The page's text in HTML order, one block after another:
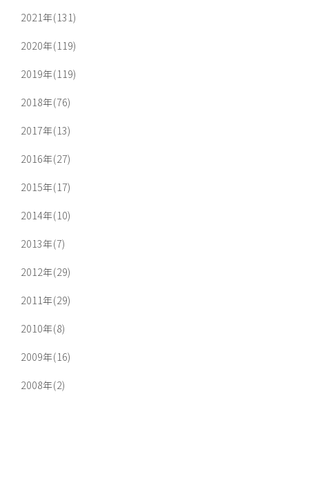
2021年(131)
2020年(119)
2019年(119)
2018年(76)
2017年(13)
2016年(27)
2015年(17)
2014年(10)
2013年(7)
2012年(29)
2011年(29)
2010年(8)
2009年(16)
2008年(2)